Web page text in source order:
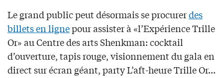
Le grand public peut désormais se procurerdes
billets en lignepour assister à «l’Expérience Trille
Or» au Centre des arts Shenkman: cocktail
d’ouverture, tapis rouge, visionnement du gala en
direct sur écran géant, party L’aft-heure Trille Or…